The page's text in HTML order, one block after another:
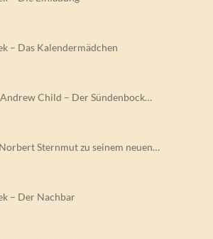
– Das Kalendermädchen
Child – Der Sündenbock…
Sternmut zu seinem neuen…
– Der Nachbar